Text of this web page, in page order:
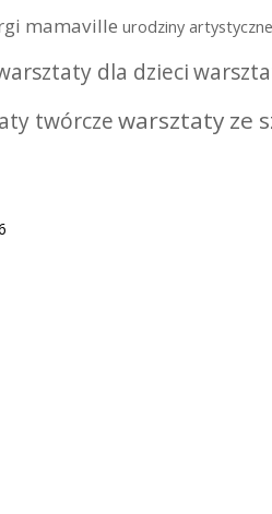
mamaville urodziny artystyczne
dla dzieci
twórczewarsztaty ze